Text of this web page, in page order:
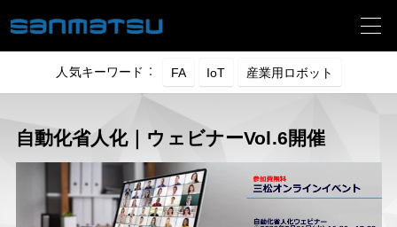
人気キーワード ：
自動化省人化｜ウェビナーVol.6開催